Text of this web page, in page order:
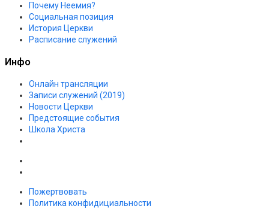
Почему Неемия?
Социальная позиция
История Церкви
Расписание служений
Инфо
Онлайн трансляции
Записи служений (2019)
Новости Церкви
Предстоящие события
Школа Христа
Пожертвовать
Политика конфидициальности